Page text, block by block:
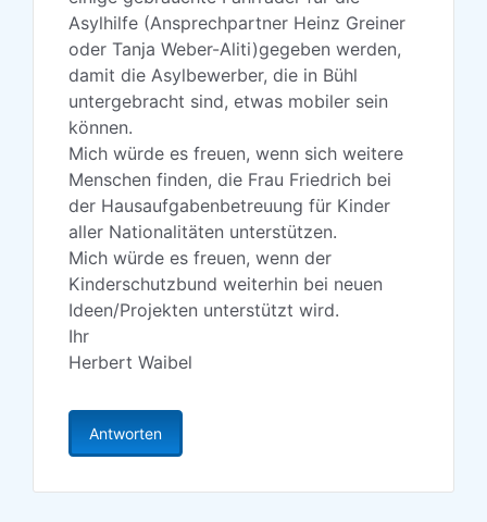
Asylhilfe (Ansprechpartner Heinz Greiner
oder Tanja Weber-Aliti)gegeben werden,
damit die Asylbewerber, die in Bühl
untergebracht sind, etwas mobiler sein
können.
Mich würde es freuen, wenn sich weitere
Menschen finden, die Frau Friedrich bei
der Hausaufgabenbetreuung für Kinder
aller Nationalitäten unterstützen.
Mich würde es freuen, wenn der
Kinderschutzbund weiterhin bei neuen
Ideen/Projekten unterstützt wird.
Ihr
Herbert Waibel
Antworten